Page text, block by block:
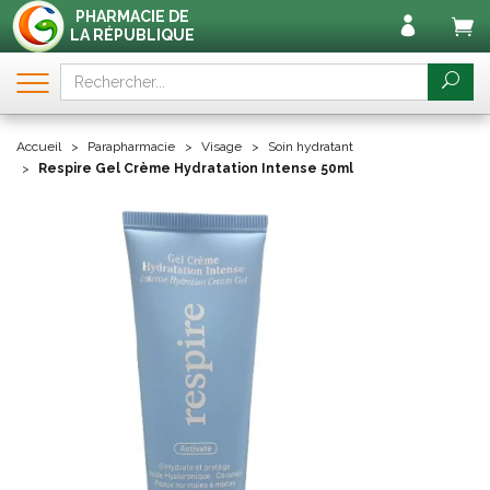
PHARMACIE DE
LA RÉPUBLIQUE
Accueil Parapharmacie Visage
Soin hydratant
Respire Gel Crème Hydratation Intense 50ml